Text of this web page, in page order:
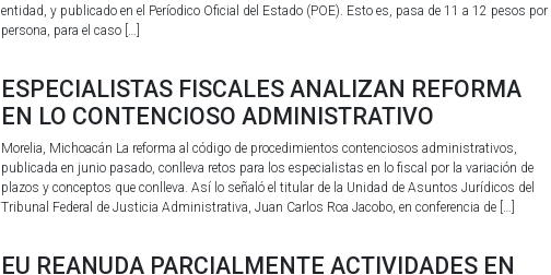
entidad, y publicado en el Períodico Oficial del Estado (POE). Esto es, pasa de 11 a 12 pesos por
persona, para el caso […]
ESPECIALISTAS FISCALES ANALIZAN REFORMA
EN LO CONTENCIOSO ADMINISTRATIVO
Morelia, Michoacán La reforma al código de procedimientos contenciosos administrativos,
publicada en junio pasado, conlleva retos para los especialistas en lo fiscal por la variación de
plazos y conceptos que conlleva. Así lo señaló el titular de la Unidad de Asuntos Jurídicos del
Tribunal Federal de Justicia Administrativa, Juan Carlos Roa Jacobo, en conferencia de […]
EU REANUDA PARCIALMENTE ACTIVIDADES EN